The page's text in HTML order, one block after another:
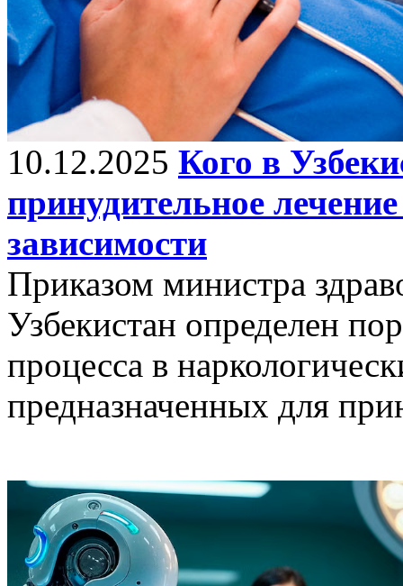
10.12.2025 Кого в
принудительное
зависимости
Приказом министра
Узбекистан определен
процесса в
предназначенных для